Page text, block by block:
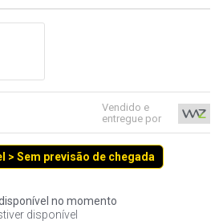
Vendido e
entregue por
> Sem previsão de chegada
no momento
disponível
3º
teclado
5º
openbox
7º
fractal
8º
controle
ventoinha